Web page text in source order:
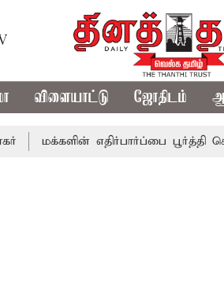
விளையாட்டு ஜோதிடம்
எதிர்பார்ப்பை பூர்த்தி செய்யாத